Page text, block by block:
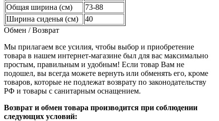
Общая ширина (см)
73-88
Ширина сиденья (см)
40
Обмен / Возврат
Мы прилагаем все усилия, чтобы выбор и приобретение
товара в нашем интернет-магазине был для вас максимально
простым, правильным и удобным! Если товар Вам не
подошел, вы всегда можете вернуть или обменять его, кроме
товаров, которые не подлежат возврату по законодательству
РФ и товары с санитарным оснащением.
Возврат и обмен товара производится при соблюдении
следующих условий: